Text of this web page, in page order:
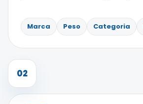
Marca Peso Categoria
02